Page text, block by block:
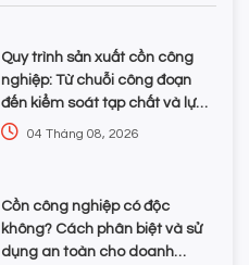
Quy trình sản xuất cồn công
nghiệp: Từ chuỗi công đoạn
đến kiểm soát tạp chất và lựa
chọn hóa chất
04 Tháng 08, 2026
Cồn công nghiệp có độc
không? Cách phân biệt và sử
dụng an toàn cho doanh